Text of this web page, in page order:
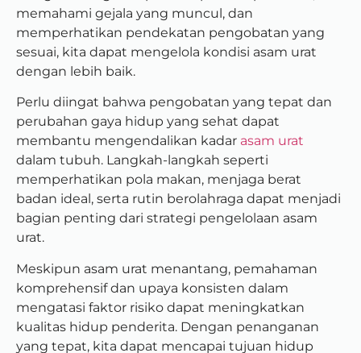
memahami gejala yang muncul, dan
memperhatikan pendekatan pengobatan yang
sesuai, kita dapat mengelola kondisi asam urat
dengan lebih baik.
Perlu diingat bahwa pengobatan yang tepat dan
perubahan gaya hidup yang sehat dapat
membantu mengendalikan kadar asam urat
dalam tubuh. Langkah-langkah seperti
memperhatikan pola makan, menjaga berat
badan ideal, serta rutin berolahraga dapat menjadi
bagian penting dari strategi pengelolaan asam
urat.
Meskipun asam urat menantang, pemahaman
komprehensif dan upaya konsisten dalam
mengatasi faktor risiko dapat meningkatkan
kualitas hidup penderita. Dengan penanganan
yang tepat, kita dapat mencapai tujuan hidup